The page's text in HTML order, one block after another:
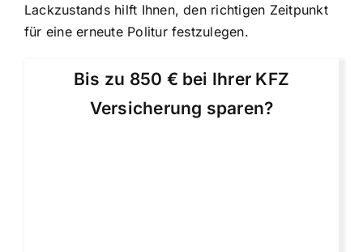
Lackzustands hilft Ihnen, den richtigen Zeitpunkt
für eine erneute Politur festzulegen.
Bis zu 850 € bei Ihrer KFZ
Versicherung sparen?